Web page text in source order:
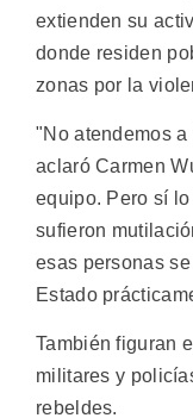
extienden su
donde residen
zonas por la
"No atendemos
aclaró Carmen
equipo. Pero sí
sufieron
esas personas
Estado
También figuran
militares y
rebeldes.